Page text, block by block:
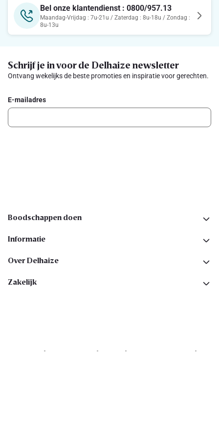
Bel onze klantendienst : 0800/957.13
Maandag-Vrijdag : 7u-21u / Zaterdag : 8u-18u / Zondag :
8u-13u
Schrijf je in voor de Delhaize newsletter
Ontvang wekelijks de beste promoties en inspiratie voor gerechten.
E-mailadres
Boodschappen doen
Informatie
Over Delhaize
Zakelijk